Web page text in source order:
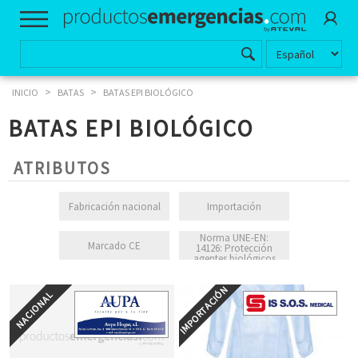
INICIO > BATAS > BATAS EPI BIOLÓGICO
BATAS EPI BIOLÓGICO
ATRIBUTOS
Fabricación nacional Importación
Marcado CE
Norma UNE-EN:
14126: Protección
agentes biológicos